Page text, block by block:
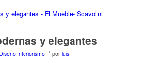
y elegantes
Interiorismo / por luis